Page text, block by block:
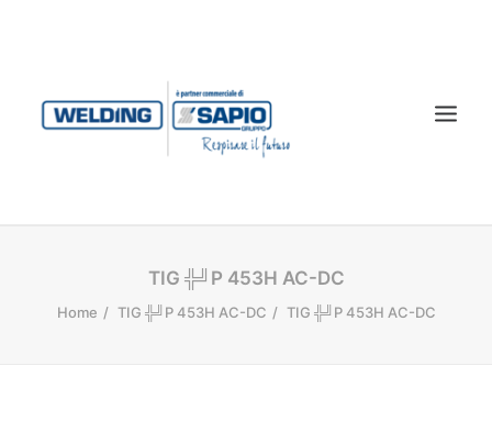
PRODOTTI
TIG ╬╝P 453H AC-DC
Home TIG ╬╝P 453H AC-DC TIG ╬╝P 453H AC-DC